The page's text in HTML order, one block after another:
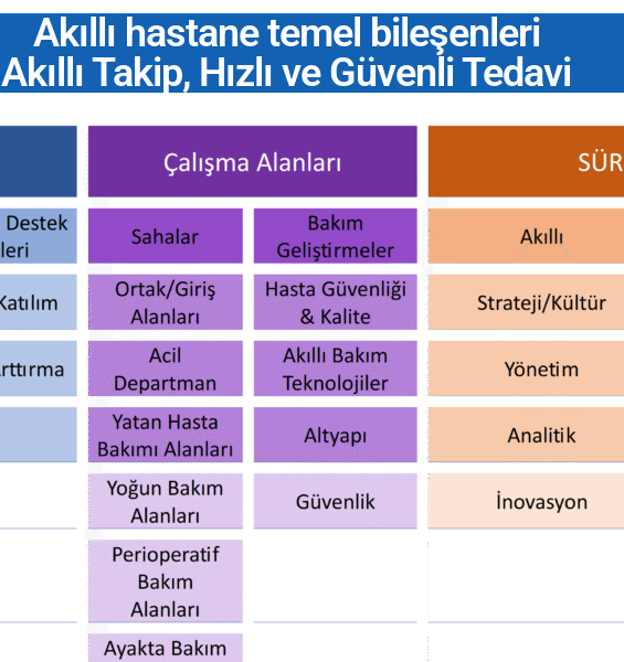
Akıllı hastane temel bileşenleri
Akıllı Takip, Hızlı ve Güvenli Tedavi